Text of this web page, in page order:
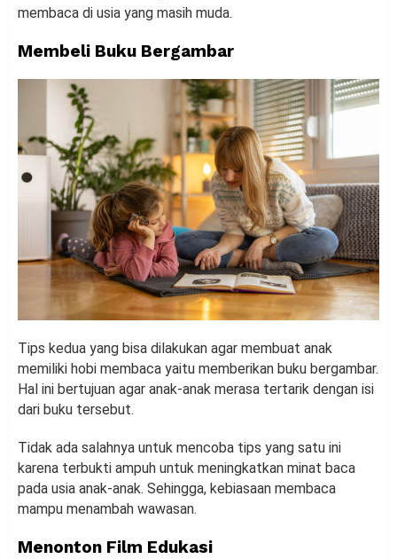
membaca di usia yang masih muda.
Membeli Buku Bergambar
Tips kedua yang bisa dilakukan agar membuat anak
memiliki hobi membaca yaitu memberikan buku bergambar.
Hal ini bertujuan agar anak-anak merasa tertarik dengan isi
dari buku tersebut.
Tidak ada salahnya untuk mencoba tips yang satu ini
karena terbukti ampuh untuk meningkatkan minat baca
pada usia anak-anak. Sehingga, kebiasaan membaca
mampu menambah wawasan.
Menonton Film Edukasi